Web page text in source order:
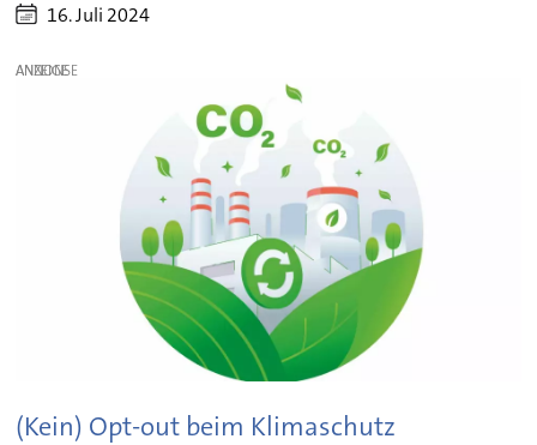
16. Juli 2024
ANZEIGE
(Kein) Opt-out beim Klimaschutz